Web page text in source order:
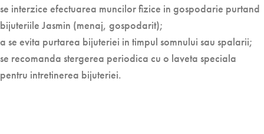
se interzice efectuarea muncilor fizice in gospodarie purtand
bijuteriile Jasmin (menaj, gospodarit);
a se evita purtarea bijuteriei in timpul somnului sau spalarii;
se recomanda stergerea periodica cu o laveta speciala
pentru intretinerea bijuteriei.